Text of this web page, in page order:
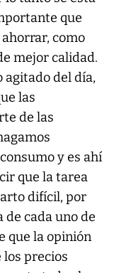
que
como
mejor calidad.
agitado del día,
las
de las
y es ahí
que la tarea
difícil, por
cada uno de
que la opinión
los precios